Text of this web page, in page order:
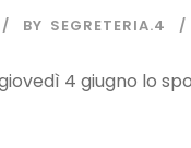
BY SEGRETERIA.4
4 giugno lo